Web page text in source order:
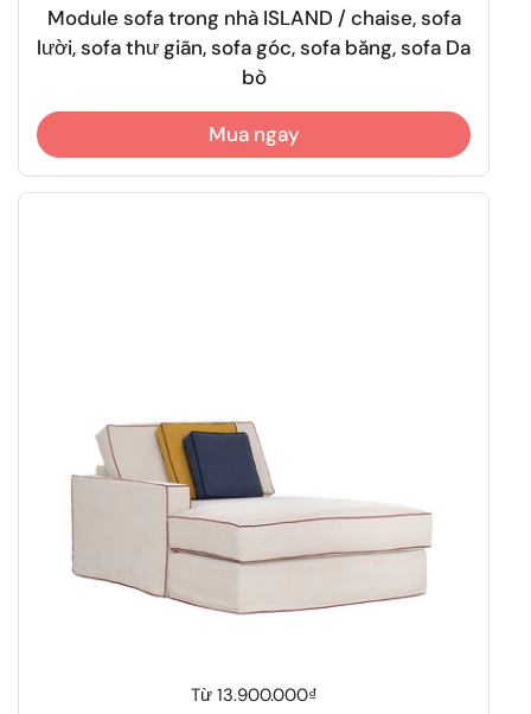
Module sofa trong nhà ISLAND / chaise, sofa
lười, sofa thư giãn, sofa góc, sofa băng, sofa Da
bò
Mua ngay
Giá thông thường
Từ 13.900.000₫